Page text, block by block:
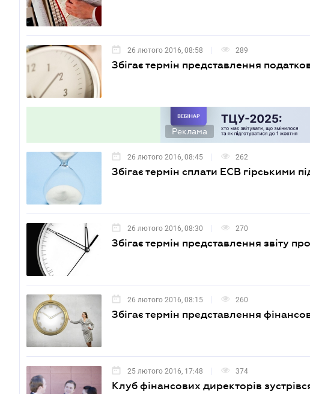
26 лютого 2016, 08:58 289
Збігає термін представлення
Реклама
26 лютого 2016, 08:45 262
Збігає термін сплати ЕСВ гірськими
26 лютого 2016, 08:30 270
Збігає термін представлення звіту
26 лютого 2016, 08:15 260
Збігає термін представлення
25 лютого 2016, 17:48 374
Клуб фінансових директорів